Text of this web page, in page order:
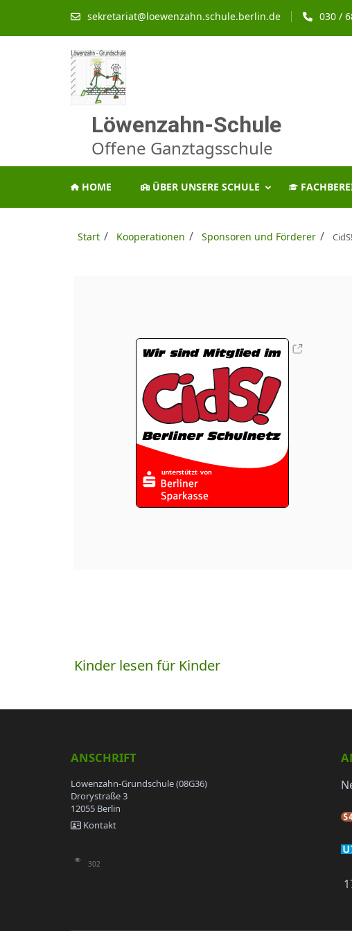
sekretariat@loewenzahn.schule.berlin.de 030 /
Löwenzahn-Schule
Offene Ganztagsschule
HOME ÜBER UNSERE SCHULE
Start / Kooperationen / Sponsoren und Förderer /
Beitragsnavigation
Kinder lesen für Kinder
ANSCHRIFT
Löwenzahn-Grundschule (08G36)
Drorystraße 3
12055 Berlin
Kontakt
302